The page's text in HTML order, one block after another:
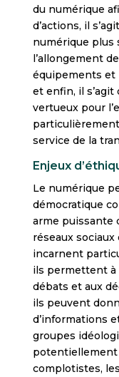
du numérique
d’actions, il
numérique plus
l’allongement
équipements et
et enfin, il
vertueux pour
service de la
Enjeux
Le numérique
démocratique
arme puissante
réseaux
incarnent
ils permettent à
débats et aux
ils peuvent
d’informations
groupes
potentiellement
complotistes,